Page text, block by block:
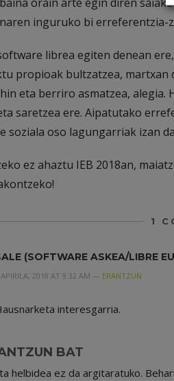
inguruko bi erreferentzia-
librea egiten denean
propioak bultzatzea,
eta berriro asmatzea,
saretzea ere. Aipatutako
soziala oso lagungarriak izan
ez ahaztu IEB 2018an,
1
(SOFTWARE ASKEA/LIBRE
2018 AT 9:32 AM — ERANTZUN
interesgarria.
BAT
helbidea ez da argitaratuko.